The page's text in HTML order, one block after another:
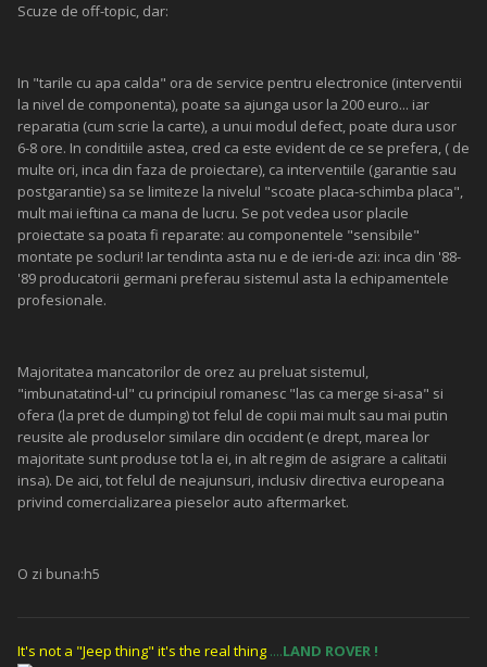
Scuze de off-topic, dar:
In "tarile cu apa calda" ora de service pentru electronice (interventii
la nivel de componenta), poate sa ajunga usor la 200 euro... iar
reparatia (cum scrie la carte), a unui modul defect, poate dura usor
6-8 ore. In conditiile astea, cred ca este evident de ce se prefera, ( de
multe ori, inca din faza de proiectare), ca interventiile (garantie sau
postgarantie) sa se limiteze la nivelul "scoate placa-schimba placa",
mult mai ieftina ca mana de lucru. Se pot vedea usor placile
proiectate sa poata fi reparate: au componentele "sensibile"
montate pe socluri! Iar tendinta asta nu e de ieri-de azi: inca din '88-
'89 producatorii germani preferau sistemul asta la echipamentele
profesionale.
Majoritatea mancatorilor de orez au preluat sistemul,
"imbunatatind-ul" cu principiul romanesc "las ca merge si-asa" si
ofera (la pret de dumping) tot felul de copii mai mult sau mai putin
reusite ale produselor similare din occident (e drept, marea lor
majoritate sunt produse tot la ei, in alt regim de asigrare a calitatii
insa). De aici, tot felul de neajunsuri, inclusiv directiva europeana
privind comercializarea pieselor auto aftermarket.
O zi buna:h5
It's not a "Jeep thing" it's the real thing ....LAND ROVER !